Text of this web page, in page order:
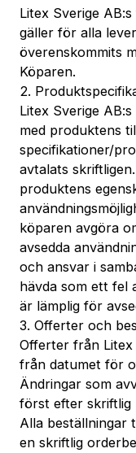
Litex Sverige
gäller för alla
överenskommits
Köparen.
2.
Litex Sverige
med produktens
specifikationer/
avtalats
produktens
köparen avgöra
avsedda
och ansvar i
hävda som ett fel
är lämplig för
3. Offerter och
Offerter från Litex
från datumet för
Ändringar som
först efter skriftlig
Alla beställningar
en skriftlig